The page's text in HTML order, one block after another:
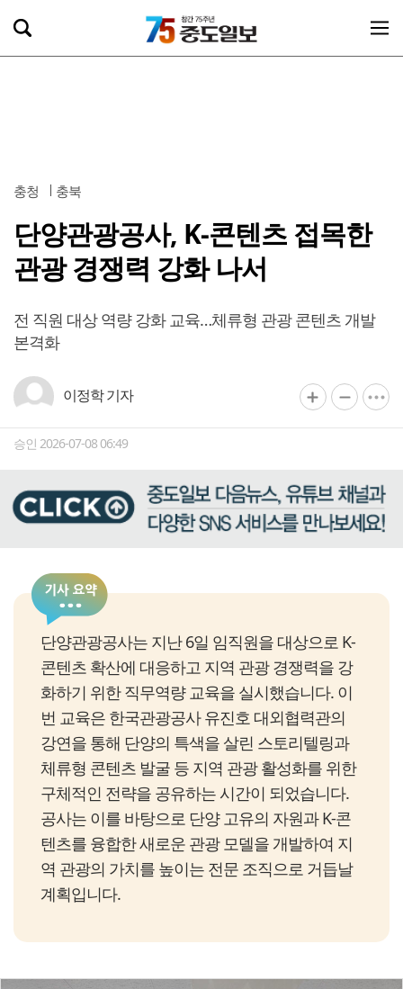
충청 충북
단양관광공사, K-콘텐츠 접목한
관광 경쟁력 강화 나서
전 직원 대상 역량 강화 교육…체류형 관광 콘텐츠 개발
본격화
이정학 기자
승인 2026-07-08 06:49
단양관광공사는 지난 6일 임직원을 대상으로 K-
콘텐츠 확산에 대응하고 지역 관광 경쟁력을 강
화하기 위한 직무역량 교육을 실시했습니다. 이
번 교육은 한국관광공사 유진호 대외협력관의
강연을 통해 단양의 특색을 살린 스토리텔링과
체류형 콘텐츠 발굴 등 지역 관광 활성화를 위한
구체적인 전략을 공유하는 시간이 되었습니다.
공사는 이를 바탕으로 단양 고유의 자원과 K-콘
텐츠를 융합한 새로운 관광 모델을 개발하여 지
역 관광의 가치를 높이는 전문 조직으로 거듭날
계획입니다.